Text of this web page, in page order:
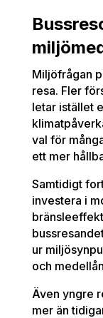
Miljöfrågan
resa. Fler
letar istället
val för
ett mer
Samtidigt
investera i
ur
och
Även yngre
mer än